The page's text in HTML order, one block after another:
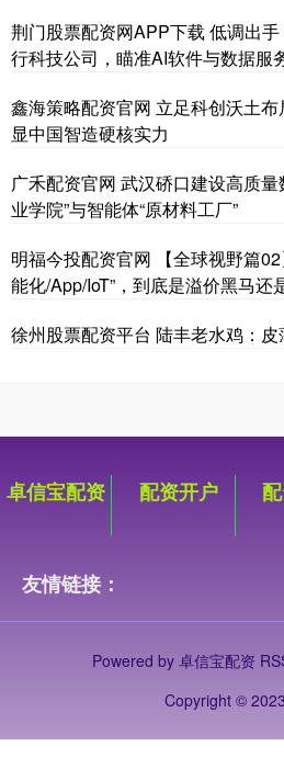
荆门股票配资网APP下载 低调出
行科技公司，瞄准AI软件与数据服
鑫海策略配资官网 立足科创沃土
显中国智造硬核实力
广禾配资官网 武汉硚口建设高质
业学院”与智能体“原材料工厂”
明福今投配资官网 【全球视野篇
能化/App/IoT”，到底是溢价黑马还
徐州股票配资平台 陆丰老水鸡：
卓信宝配资 配资开户
友情链接：
Powered by 卓信宝配资
Copyright ©